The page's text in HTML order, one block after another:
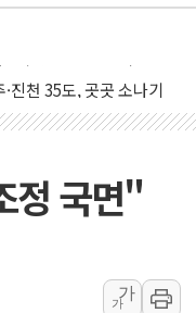
륙 곳곳 소나기
진천 35도, 곳곳 소나기
출범…피해자들 '범죄 사
판 짠다…'자율규제단체'
상 우려 후퇴…S&P500 최
진…"26일까지 의혹 소명"
진에 연준 금리 인상 가능
정 국면"
가
가